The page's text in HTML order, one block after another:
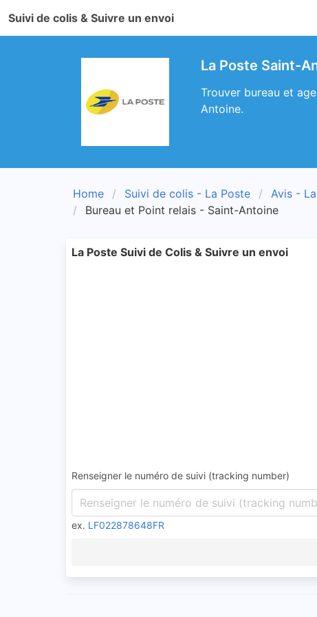
Suivi de colis & Suivre un envoi
La Poste Saint-
Trouver bureau et
Antoine.
Home Suivi de colis - La Poste Avis -
Bureau et Point relais - Saint-Antoine
La Poste Suivi de Colis & Suivre un envoi
Renseigner le numéro de suivi (tracking number)
ex. LF022878648FR